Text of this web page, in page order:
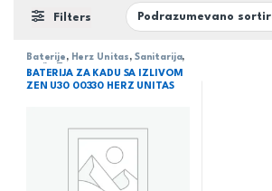
Filters
Baterije , Herz Unitas , Sanitarija,
serija Zen
BATERIJA ZA KADU SA IZLIVOM
ZEN U30 00330 HERZ UNITAS